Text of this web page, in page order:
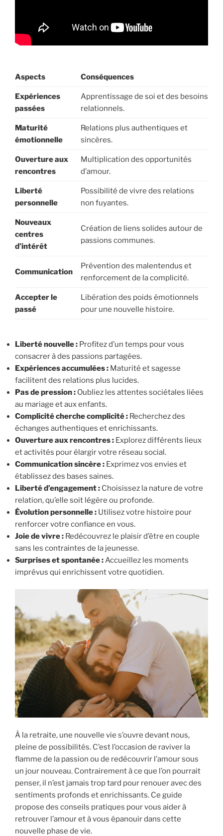
Aspects Conséquences
Expériences
passées
Apprentissage de soi et des besoins
relationnels.
Maturité
émotionnelle
Relations plus authentiques et
sincères.
Ouverture aux
rencontres
Multiplication des opportunités
d’amour.
Liberté
personnelle
Possibilité de vivre des relations
non fuyantes.
Nouveaux
centres
d’intérêt
Création de liens solides autour de
passions communes.
Communication
Prévention des malentendus et
renforcement de la complicité.
Accepter le
passé
Libération des poids émotionnels
pour une nouvelle histoire.
Liberté nouvelle : Profitez d’un temps pour vous
consacrer à des passions partagées.
Expériences accumulées : Maturité et sagesse
facilitent des relations plus lucides.
Pas de pression : Oubliez les attentes sociétales liées
au mariage et aux enfants.
Complicité cherche complicité : Recherchez des
échanges authentiques et enrichissants.
Ouverture aux rencontres : Explorez différents lieux
et activités pour élargir votre réseau social.
Communication sincère : Exprimez vos envies et
établissez des bases saines.
Liberté d’engagement : Choisissez la nature de votre
relation, qu’elle soit légère ou profonde.
Évolution personnelle : Utilisez votre histoire pour
renforcer votre confiance en vous.
Joie de vivre : Redécouvrez le plaisir d’être en couple
sans les contraintes de la jeunesse.
Surprises et spontanée :Accueillez les moments
imprévus qui enrichissent votre quotidien.
À la retraite, une nouvelle vie s’ouvre devant nous,
pleine de possibilités. C’est l’occasion de raviver la
flamme de la passion ou de redécouvrir l’amour sous
un jour nouveau. Contrairement à ce que l’on pourrait
penser, il n’est jamais trop tard pour renouer avec des
sentiments profonds et enrichissants. Ce guide
propose des conseils pratiques pour vous aider à
retrouver l’amour et à vous épanouir dans cette
nouvelle phase de vie.